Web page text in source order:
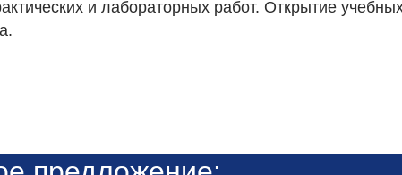
и лабораторных работ. Открытие